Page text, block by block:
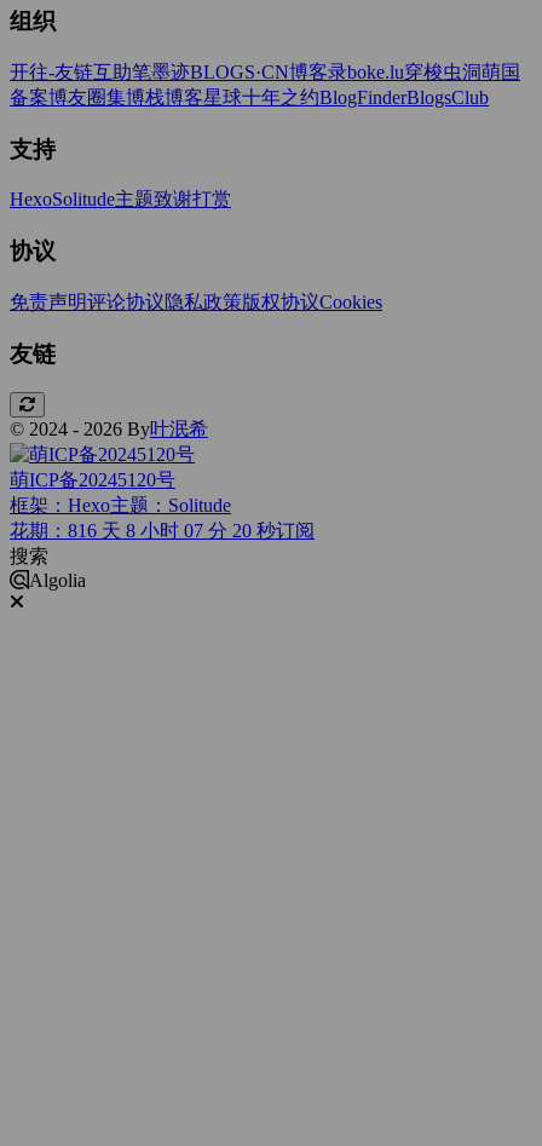
组织
开往-友链互助笔墨迹BLOGS·CN博客录boke.lu穿梭虫洞萌国
备案博友圈集博栈博客星球十年之约BlogFinderBlogsClub
支持
HexoSolitude主题致谢打赏
协议
免责声明评论协议隐私政策版权协议Cookies
友链
© 2024 - 2026 By叶泯希
萌ICP备20245120号
框架：Hexo主题：Solitude
花期：816 天 8 小时 07 分 21 秒订阅
搜索
Algolia